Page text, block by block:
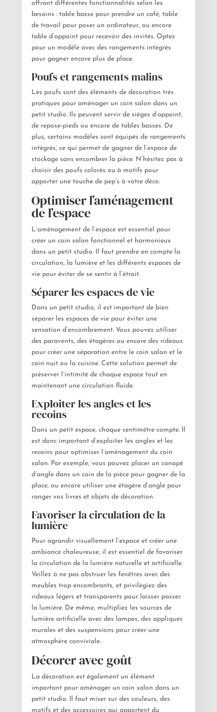
offrant différentes fonctionnalités selon les
besoins : table basse pour prendre un café, table
de travail pour poser un ordinateur, ou encore
table d’appoint pour recevoir des invités. Optez
pour un modèle avec des rangements intégrés
pour gagner encore plus de place.
Poufs et rangements malins
Les poufs sont des éléments de décoration très
pratiques pour aménager un coin salon dans un
petit studio. Ils peuvent servir de sièges d’appoint,
de repose-pieds ou encore de tables basses. De
plus, certains modèles sont équipés de rangements
intégrés, ce qui permet de gagner de l’espace de
stockage sans encombrer la pièce. N’hésitez pas à
choisir des poufs colorés ou à motifs pour
apporter une touche de pep’s à votre déco.
Optimiser l’aménagement
de l’espace
L’aménagement de l’espace est essentiel pour
créer un coin salon fonctionnel et harmonieux
dans un petit studio. Il faut prendre en compte la
circulation, la lumière et les différents espaces de
vie pour éviter de se sentir à l’étroit.
Séparer les espaces de vie
Dans un petit studio, il est important de bien
séparer les espaces de vie pour éviter une
sensation d’encombrement. Vous pouvez utiliser
des paravents, des étagères ou encore des rideaux
pour créer une séparation entre le coin salon et le
coin nuit ou la cuisine. Cette solution permet de
préserver l’intimité de chaque espace tout en
maintenant une circulation fluide.
Exploiter les angles et les
recoins
Dans un petit espace, chaque centimètre compte. Il
est donc important d’exploiter les angles et les
recoins pour optimiser l’aménagement du coin
salon. Par exemple, vous pouvez placer un canapé
d’angle dans un coin de la pièce pour gagner de la
place, ou encore utiliser une étagère d’angle pour
ranger vos livres et objets de décoration.
Favoriser la circulation de la
lumière
Pour agrandir visuellement l’espace et créer une
ambiance chaleureuse, il est essentiel de favoriser
la circulation de la lumière naturelle et artificielle.
Veillez à ne pas obstruer les fenêtres avec des
meubles trop encombrants, et privilégiez des
rideaux légers et transparents pour laisser passer
la lumière. De même, multipliez les sources de
lumière artificielle avec des lampes, des appliques
murales et des suspensions pour créer une
atmosphère conviviale.
Décorer avec goût
La décoration est également un élément
important pour aménager un coin salon dans un
petit studio. Il faut miser sur des couleurs, des
motifs et des accessoires qui apportent du